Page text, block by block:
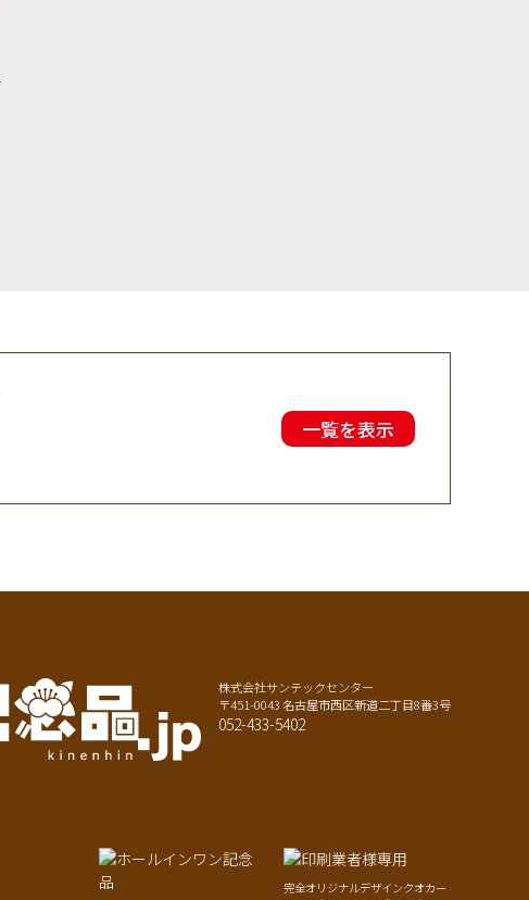
一覧を表示
株式会社サンテックセンター
〒451-0043 名古屋市西区新道二丁目8番3号
052-433-5402
完全オリジナルデザインクオカー